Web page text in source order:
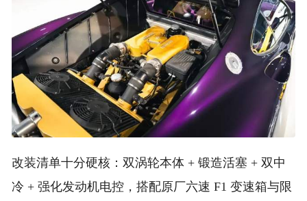
改装清单十分硬核：双涡轮本体 + 锻造活塞 + 双中
冷 + 强化发动机电控，搭配原厂六速 F1 变速箱与限